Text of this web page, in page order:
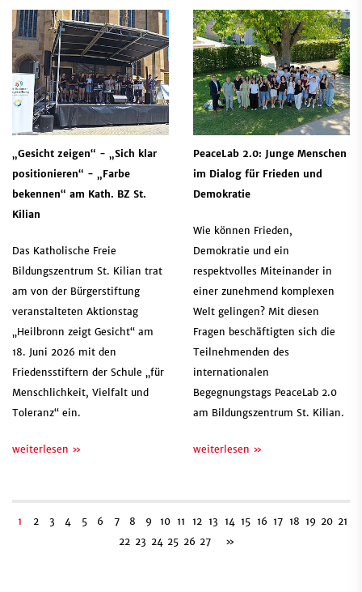
„Gesicht zeigen“ - „Sich klar
positionieren“ - „Farbe
bekennen“ am Kath. BZ St.
Kilian
Das Katholische Freie
Bildungszentrum St. Kilian trat
am von der Bürgerstiftung
veranstalteten Aktionstag
„Heilbronn zeigt Gesicht“ am
18. Juni 2026 mit den
Friedensstiftern der Schule „für
Menschlichkeit, Vielfalt und
Toleranz“ ein.
weiterlesen »
PeaceLab 2.0: Junge Menschen
im Dialog für Frieden und
Demokratie
Wie können Frieden,
Demokratie und ein
respektvolles Miteinander in
einer zunehmend komplexen
Welt gelingen? Mit diesen
Fragen beschäftigten sich die
Teilnehmenden des
internationalen
Begegnungstags PeaceLab 2.0
am Bildungszentrum St. Kilian.
weiterlesen »
1 2 3 4 5 6 7 8 9 10 11 12 13 14 15 16 17 18 19 20 21
22 23 24 25 26 27 »